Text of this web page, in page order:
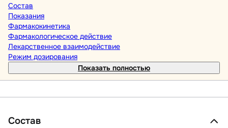
Состав
Показания
Фармакокинетика
Фармакологическое действие
Лекарственное взаимодействие
Режим дозирования
Показать полностью
Состав